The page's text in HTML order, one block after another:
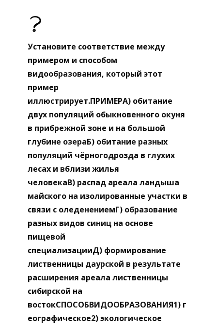
Установите соответствие между
примером и способом
видообразования, который этот
пример
иллюстрирует.ПРИМЕРА) обитание
двух популяций обыкновенного окуня
в прибрежной зоне и на большой
глубине озераБ) обитание разных
популяций чёрногодрозда в глухих
лесах и вблизи жилья
человекаВ) распад ареала ландыша
майского на изолированные участки в
связи с оледенениемГ) образование
разных видов синиц на основе
пищевой
специализацииД) формирование
лиственницы даурской в результате
расширения ареала лиственницы
сибирской на
востокСПОСОБВИДООБРАЗОВАНИЯ1) г
еографическое2) экологическое